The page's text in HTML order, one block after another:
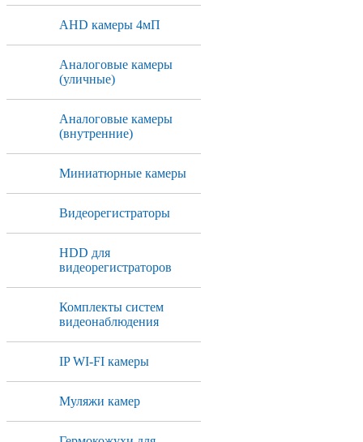
AHD камеры 4мП
Аналоговые камеры
(уличные)
Аналоговые камеры
(внутренние)
Миниатюрные камеры
Видеорегистраторы
HDD для
видеорегистраторов
Комплекты систем
видеонаблюдения
IP WI-FI камеры
Муляжи камер